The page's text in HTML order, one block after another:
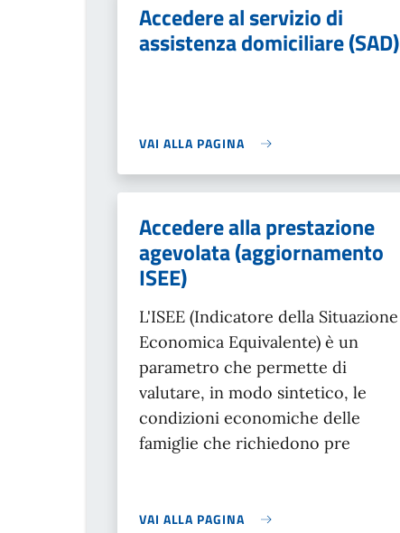
Accedere al servizio di
assistenza domiciliare (SAD)
VAI ALLA PAGINA
Accedere alla prestazione
agevolata (aggiornamento
ISEE)
L'ISEE (Indicatore della Situazione
Economica Equivalente) è un
parametro che permette di
valutare, in modo sintetico, le
condizioni economiche delle
famiglie che richiedono pre
VAI ALLA PAGINA